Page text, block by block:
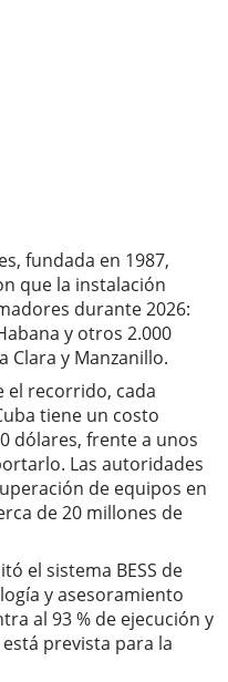
fundada en 1987,
que la instalación
durante 2026:
y otros 2.000
Clara y Manzanillo.
el recorrido, cada
tiene un costo
dólares, frente a unos
Las autoridades
de equipos en
de 20 millones de
el sistema BESS de
y asesoramiento
al 93 % de ejecución y
prevista para la